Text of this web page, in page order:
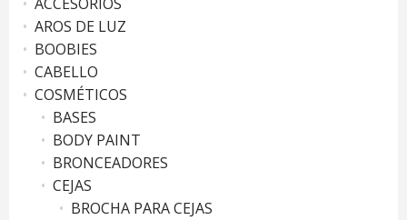
AROS DE LUZ
BOOBIES
CABELLO
COSMÉTICOS
BASES
BODY PAINT
BRONCEADORES
CEJAS
BROCHA PARA CEJAS